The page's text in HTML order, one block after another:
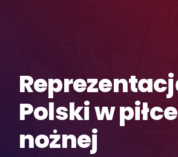
Polski w piłce
nożnej